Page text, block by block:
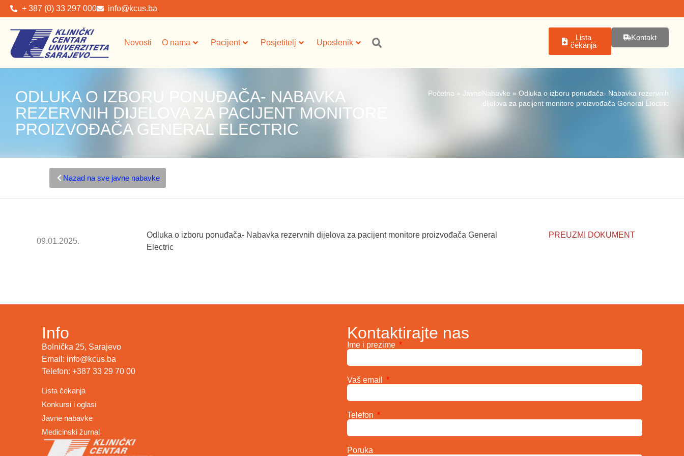
+ 387 (0) 33 297 000 info@kcus.ba
Novosti O nama Pacijent Posjetitelj Uposlenik
Lista
čekanja
Kontakt
ODLUKA O IZBORU PONUĐAČA- NABAVKA
REZERVNIH DIJELOVA ZA PACIJENT MONITORE
PROIZVOĐAČA GENERAL ELECTRIC
Početna» JavneNabavke » Odluka o izboru ponuđača- Nabavka rezervnih
dijelova za pacijent monitore proizvođača General Electric
Nazad na sve javne nabavke
09.01.2025.
Odluka o izboru ponuđača- Nabavka rezervnih dijelova za pacijent monitore proizvođača General
Electric
PREUZMI DOKUMENT
Info
Bolnička 25, Sarajevo
Email: info@kcus.ba
Telefon: +387 33 29 70 00
Lista čekanja
Konkursi i oglasi
Javne nabavke
Medicinski žurnal
Kontaktirajte nas
Ime i prezime
Vaš email
Telefon
Poruka